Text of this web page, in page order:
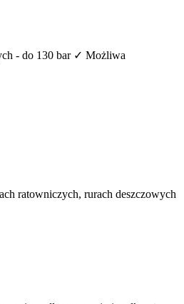
- do 130 bar ✓ Możliwa
ratowniczych, rurach deszczowych